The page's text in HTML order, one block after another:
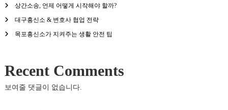
상간소송, 언제 어떻게 시작해야 할까?
대구흥신소 & 변호사 협업 전략
목포흥신소가 지켜주는 생활 안전 팁
Recent Comments
보여줄 댓글이 없습니다.